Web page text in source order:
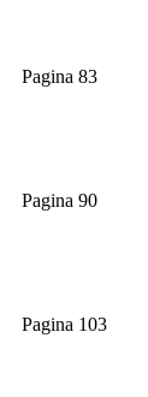
Pagina 83
Pagina 90
Pagina 103